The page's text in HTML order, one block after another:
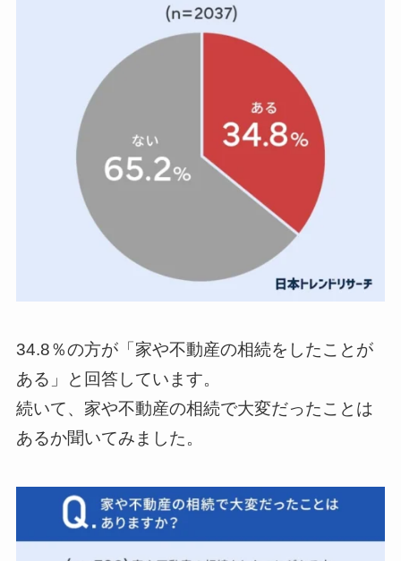
34.8％の方が「家や不動産の相続をしたことが
ある」と回答しています。
続いて、家や不動産の相続で大変だったことは
あるか聞いてみました。